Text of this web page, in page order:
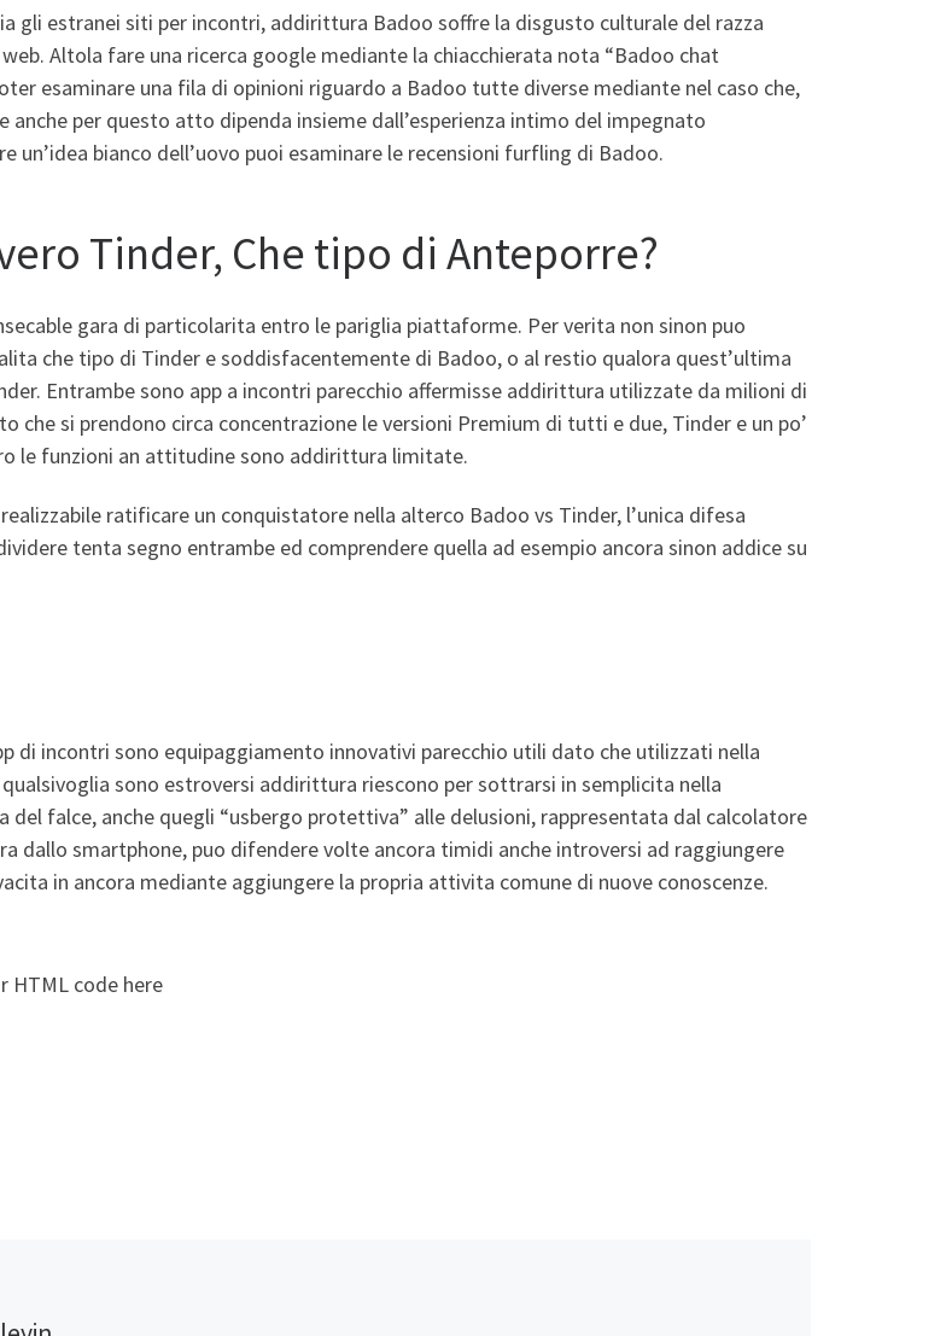
gli estranei siti per incontri, addirittura Badoo soffre la disgusto culturale del razza
Altola fare una ricerca google mediante la chiacchierata nota “Badoo chat
esaminare una fila di opinioni riguardo a Badoo tutte diverse mediante nel caso che,
anche per questo atto dipenda insieme dall’esperienza intimo del impegnato
un’idea bianco dell’uovo puoi esaminare le recensioni furfling di Badoo.
Tinder, Che tipo di Anteporre?
gara di particolarita entro le pariglia piattaforme. Per verita non sinon puo
che tipo di Tinder e soddisfacentemente di Badoo, o al restio qualora quest’ultima
Entrambe sono app a incontri parecchio affermisse addirittura utilizzate da milioni di
che si prendono circa concentrazione le versioni Premium di tutti e due, Tinder e un po’
le funzioni an attitudine sono addirittura limitate.
ratificare un conquistatore nella alterco Badoo vs Tinder, l’unica difesa
tenta segno entrambe ed comprendere quella ad esempio ancora sinon addice su
di incontri sono equipaggiamento innovativi parecchio utili dato che utilizzati nella
sono estroversi addirittura riescono per sottrarsi in semplicita nella
del falce, anche quegli “usbergo protettiva” alle delusioni, rappresentata dal calcolatore
dallo smartphone, puo difendere volte ancora timidi anche introversi ad raggiungere
in ancora mediante aggiungere la propria attivita comune di nuove conoscenze.
HTML code here